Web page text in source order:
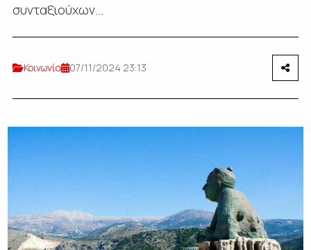
συνταξιούχων...
Κοινωνία 07/11/2024 23:13